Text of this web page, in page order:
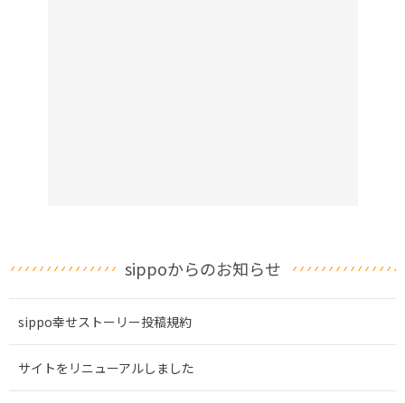
sippoからのお知らせ
sippo幸せストーリー投稿規約
サイトをリニューアルしました